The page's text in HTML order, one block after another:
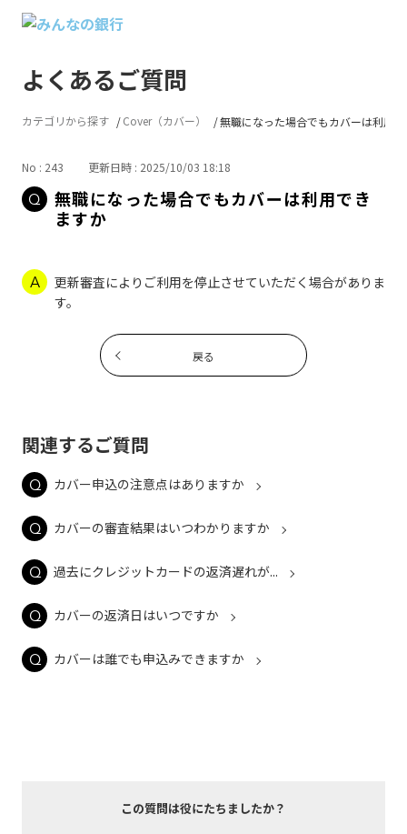
よくあるご質問
カテゴリから探す Cover（カバー） 無職になった場合でもカバーは利用で
No : 243 更新日時 : 2025/10/03 18:18
無職になった場合でもカバーは利用でき
ますか
更新審査によりご利用を停止させていただく場合がありま
す。
戻る
関連するご質問
カバー申込の注意点はありますか
カバーの審査結果はいつわかりますか
過去にクレジットカードの返済遅れが...
カバーの返済日はいつですか
カバーは誰でも申込みできますか
この質問は役にたちましたか？